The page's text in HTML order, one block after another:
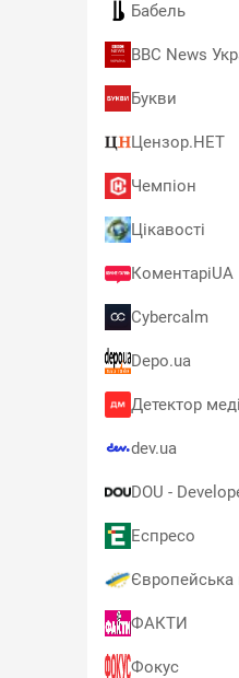
Бабель
BBC News
Букви
Цензор.НЕТ
Чемпіон
Цікавості
КоментаріUA
Cybercalm
Depo.ua
Детектор
dev.ua
DOU -
Еспресо
Європейська
ФАКТИ
Фокус